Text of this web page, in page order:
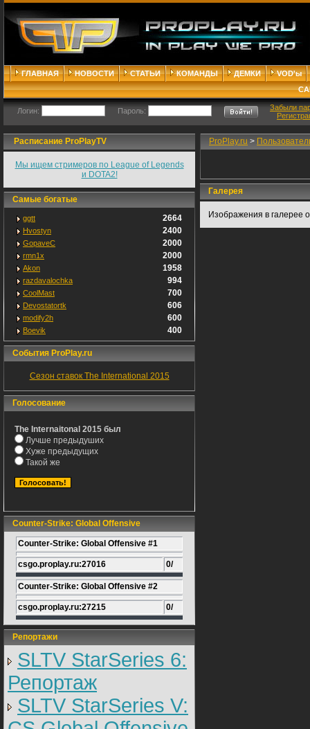
ГЛАВНАЯ НОВОСТИ СТАТЬИ КОМАНДЫ ДЕМКИ
VOD'ы
Логин: Пароль:
Забыли
Расписание ProPlayTV
Мы ищем стримеров по League of Legends
и DOTA2!
Самые богатые
ggtt 2664
Hvostyn 2400
GopaveC 2000
rmn1x 2000
Akon 1958
razdavalochka 994
CoolMast 700
Devostatortk 606
modify2h 600
Boevik 400
События ProPlay.ru
Сезон ставок The International 2015
Голосование
The Internaitonal 2015 был
Лучше предыдуших
Хуже предыдущих
Такой же
Counter-Strike: Global Offensive
Counter-Strike: Global Offensive #1
csgo.proplay.ru:27016 0/
Counter-Strike: Global Offensive #2
csgo.proplay.ru:27215 0/
Репортажи
SLTV StarSeries 6:
Репортаж
SLTV StarSeries V:
ProPlay.ru >
Галерея
Изображения в галерее